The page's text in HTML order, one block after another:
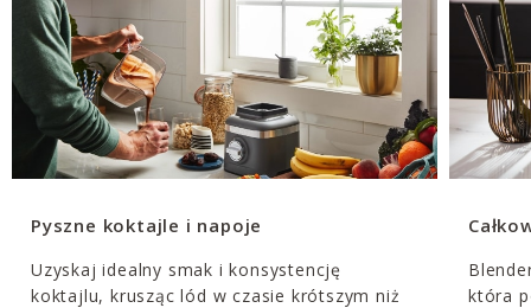
Pyszne koktajle i napoje
Uzyskaj idealny smak i konsystencję
koktajlu, krusząc lód w czasie krótszym niż
która